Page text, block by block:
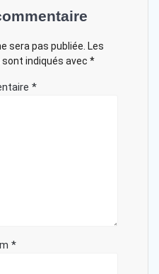
sera pas publiée. Les
indiqués avec *
*
*